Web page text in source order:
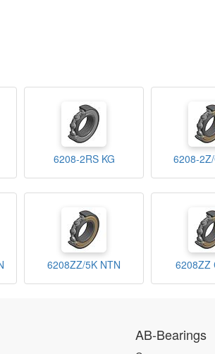
6208-2RS KG 6208-
6208ZZ/5K NTN 6208ZZ
AB-Bearings